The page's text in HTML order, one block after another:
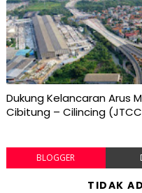
Dukung Kelancaran Arus
Cibitung – Cilincing
BLOGGER
TIDAK